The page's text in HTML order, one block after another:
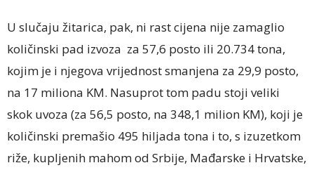
U slučaju žitarica, pak, ni rast cijena nije zamaglio
količinski pad izvoza za 57,6 posto ili 20.734 tona,
kojim je i njegova vrijednost smanjena za 29,9 posto,
na 17 miliona KM. Nasuprot tom padu stoji veliki
skok uvoza (za 56,5 posto, na 348,1 milion KM), koji je
količinski premašio 495 hiljada tona i to, s izuzetkom
riže, kupljenih mahom od Srbije, Mađarske i Hrvatske,